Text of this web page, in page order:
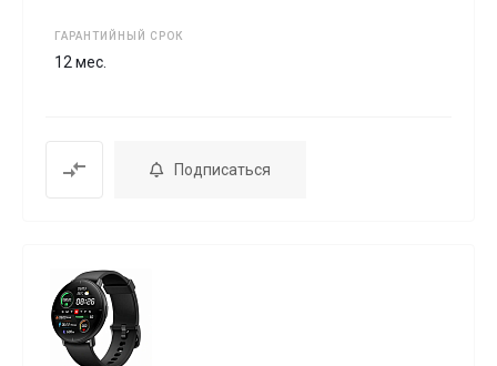
ГАРАНТИЙНЫЙ СРОК
12 мес.
Подписаться